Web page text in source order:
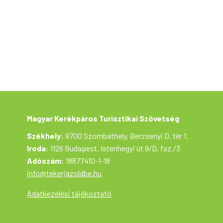
Magyar Kerékpáros Turisztikai Szövetség
Székhely: 9700 Szombathely, Berzsenyi D. tér 1.
Iroda: 1126 Budapest, Istenhegyi út 9/D, fsz./3
Adószám: 18877410-1-18
info@tekerjazoldbe.hu
Adatkezelési tájékoztató